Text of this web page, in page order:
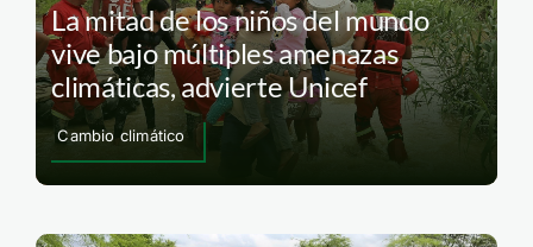
La mitad de los niños del mundo
vive bajo múltiples amenazas
climáticas, advierte Unicef
Cambio climático